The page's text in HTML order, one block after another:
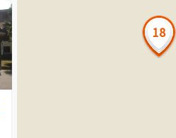
18